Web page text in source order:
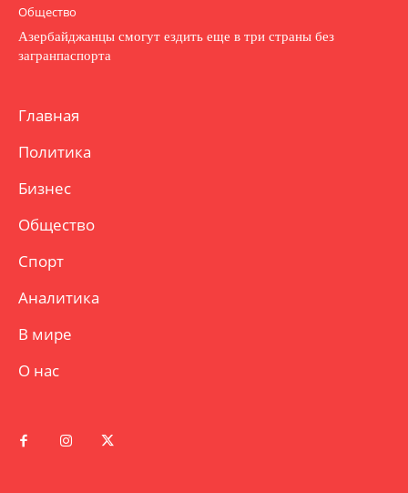
Общество
Азербайджанцы смогут ездить еще в три страны без
загранпаспорта
Главная
Политика
Бизнес
Общество
Спорт
Аналитика
В мире
О нас